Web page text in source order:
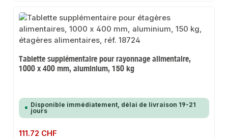
Tablette supplémentaire pour rayonnage alimentaire,
1000 x 400 mm, aluminium, 150 kg
Disponible immédiatement, délai de livraison 19-21
jours
Prix régulier :
111.72 CHF